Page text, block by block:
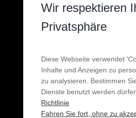
Wir respektieren
Privatsphäre
Diese Webseite verwendet
Inhalte und Anzeigen zu
zu analysieren. Bestimmen
Dienste benutzt werden
Richtlinie
Fahren Sie fort, ohne zu